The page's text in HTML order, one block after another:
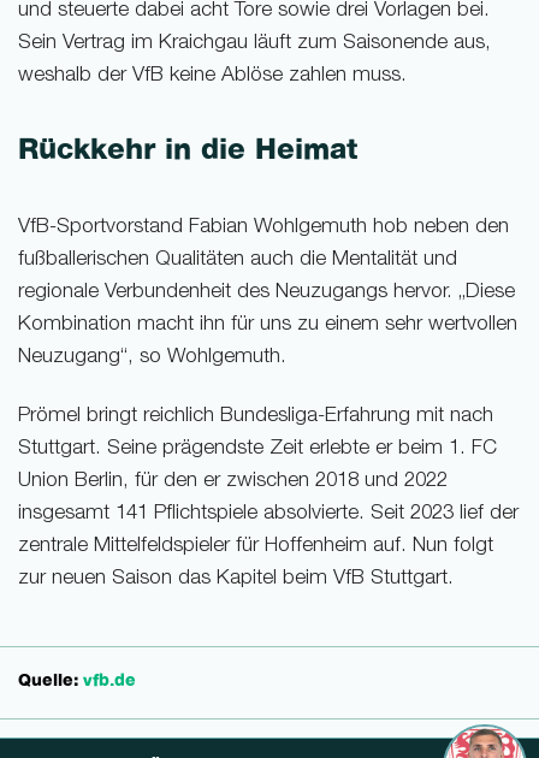
und steuerte dabei acht Tore sowie drei Vorlagen bei.
Sein Vertrag im Kraichgau läuft zum Saisonende aus,
weshalb der VfB keine Ablöse zahlen muss.
Rückkehr in die Heimat
VfB-Sportvorstand Fabian Wohlgemuth hob neben den
fußballerischen Qualitäten auch die Mentalität und
regionale Verbundenheit des Neuzugangs hervor. „Diese
Kombination macht ihn für uns zu einem sehr wertvollen
Neuzugang“, so Wohlgemuth.
Prömel bringt reichlich Bundesliga-Erfahrung mit nach
Stuttgart. Seine prägendste Zeit erlebte er beim 1. FC
Union Berlin, für den er zwischen 2018 und 2022
insgesamt 141 Pflichtspiele absolvierte. Seit 2023 lief der
zentrale Mittelfeldspieler für Hoffenheim auf. Nun folgt
zur neuen Saison das Kapitel beim VfB Stuttgart.
Quelle: vfb.de